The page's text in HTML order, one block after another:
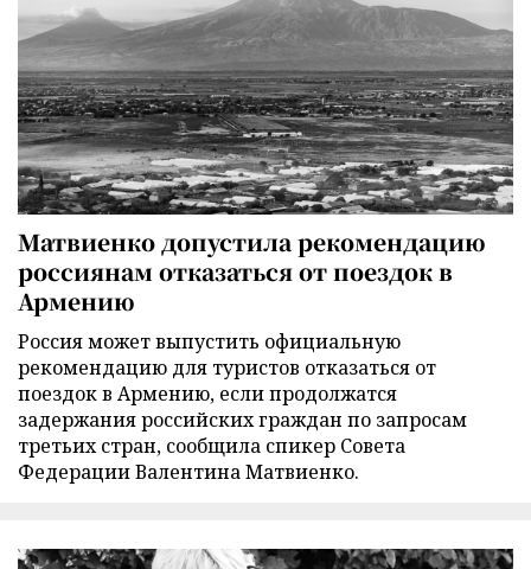
Матвиенко допустила рекомендацию
россиянам отказаться от поездок в
Армению
Россия может выпустить официальную
рекомендацию для туристов отказаться от
поездок в Армению, если продолжатся
задержания российских граждан по запросам
третьих стран, сообщила спикер Совета
Федерации Валентина Матвиенко.